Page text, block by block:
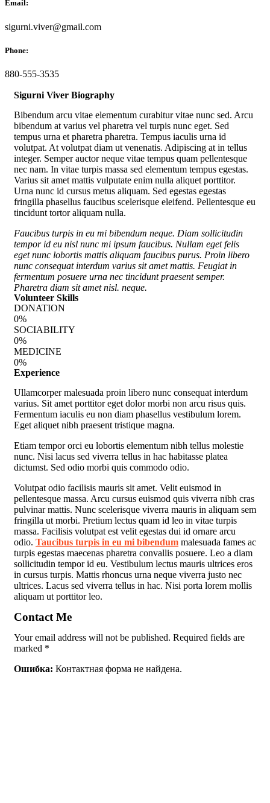
Email:
sigurni.viver@gmail.com
Phone:
880-555-3535
Sigurni Viver Biography
Bibendum arcu vitae elementum curabitur vitae nunc sed. Arcu
bibendum at varius vel pharetra vel turpis nunc eget. Sed
tempus urna et pharetra pharetra. Tempus iaculis urna id
volutpat. At volutpat diam ut venenatis. Adipiscing at in tellus
integer. Semper auctor neque vitae tempus quam pellentesque
nec nam. In vitae turpis massa sed elementum tempus egestas.
Varius sit amet mattis vulputate enim nulla aliquet porttitor.
Urna nunc id cursus metus aliquam. Sed egestas egestas
fringilla phasellus faucibus scelerisque eleifend. Pellentesque eu
tincidunt tortor aliquam nulla.
Faucibus turpis in eu mi bibendum neque. Diam sollicitudin
tempor id eu nisl nunc mi ipsum faucibus. Nullam eget felis
eget nunc lobortis mattis aliquam faucibus purus. Proin libero
nunc consequat interdum varius sit amet mattis. Feugiat in
fermentum posuere urna nec tincidunt praesent semper.
Pharetra diam sit amet nisl. neque.
Volunteer Skills
DONATION
0%
SOCIABILITY
0%
MEDICINE
0%
Experience
Ullamcorper malesuada proin libero nunc consequat interdum
varius. Sit amet porttitor eget dolor morbi non arcu risus quis.
Fermentum iaculis eu non diam phasellus vestibulum lorem.
Eget aliquet nibh praesent tristique magna.
Etiam tempor orci eu lobortis elementum nibh tellus molestie
nunc. Nisi lacus sed viverra tellus in hac habitasse platea
dictumst. Sed odio morbi quis commodo odio.
Volutpat odio facilisis mauris sit amet. Velit euismod in
pellentesque massa. Arcu cursus euismod quis viverra nibh cras
pulvinar mattis. Nunc scelerisque viverra mauris in aliquam sem
fringilla ut morbi. Pretium lectus quam id leo in vitae turpis
massa. Facilisis volutpat est velit egestas dui id ornare arcu
odio. Taucibus turpis in eu mi bibendum malesuada fames ac
turpis egestas maecenas pharetra convallis posuere. Leo a diam
sollicitudin tempor id eu. Vestibulum lectus mauris ultrices eros
in cursus turpis. Mattis rhoncus urna neque viverra justo nec
ultrices. Lacus sed viverra tellus in hac. Nisi porta lorem mollis
aliquam ut porttitor leo.
Contact Me
Your email address will not be published. Required fields are
marked *
Ошибка: Контактная форма не найдена.